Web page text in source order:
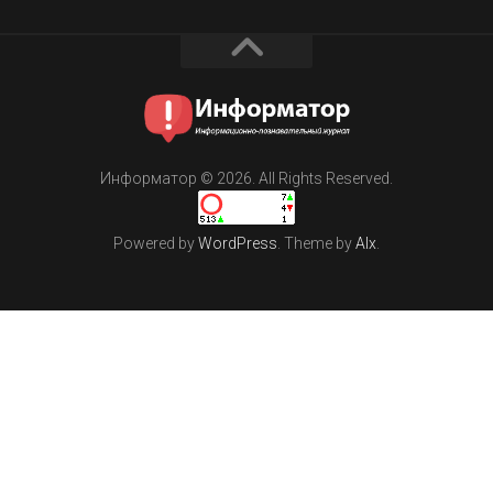
Информатор © 2026. All Rights Reserved.
Powered byWordPress. Theme byAlx.